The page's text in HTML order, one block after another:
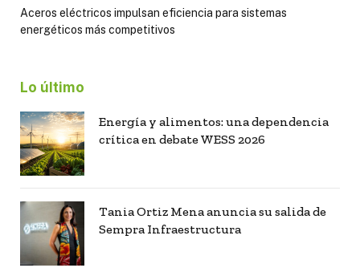
Aceros eléctricos impulsan eficiencia para sistemas
energéticos más competitivos
Lo último
Energía y alimentos: una dependencia
crítica en debate WESS 2026
Tania Ortiz Mena anuncia su salida de
Sempra Infraestructura